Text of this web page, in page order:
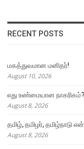
RECENT POSTS
மகத்துவமான மனிதர்!
August 10, 2026
எது உண்மையான நாகரிகம்?
August 8, 2026
தமிழ், தமிழர்,
August 8, 2026